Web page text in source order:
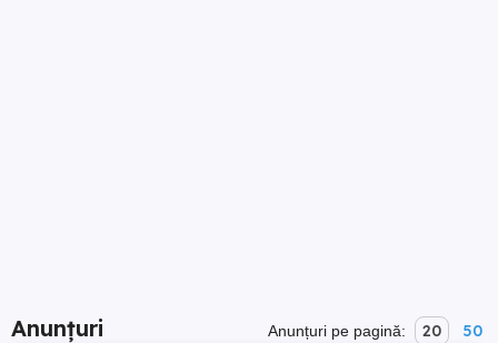
Anunțuri Anunțuri pe pagină: 20 50